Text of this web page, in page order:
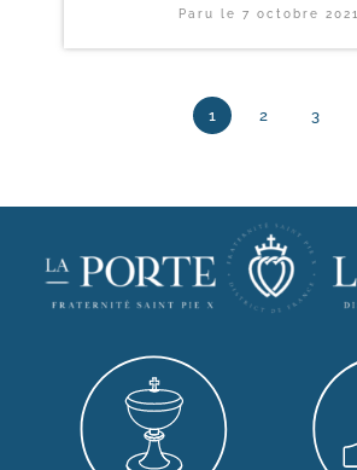
Paru le7 octobre 2021
1 2 3